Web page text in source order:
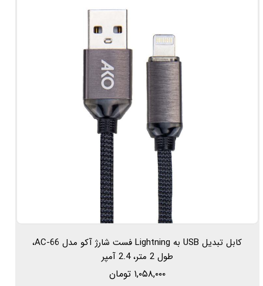
کابل تبدیل USB به Lightning فست شارژ آکو مدل AC-66،
طول 2 متر، 2.4 آمپر
۱,۰۵۸,۰۰۰ تومان